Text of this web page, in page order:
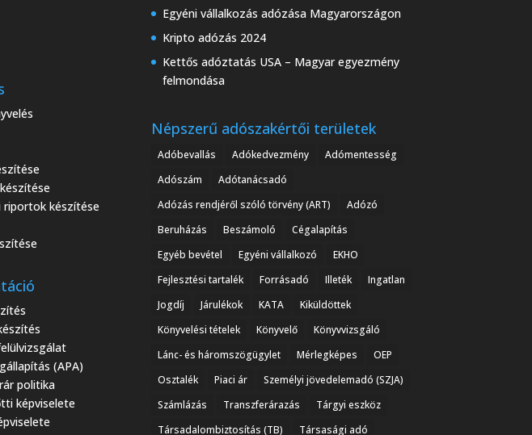
készítése
(APA)
politika
képviselete
Egyéni vállalkozás adózása Magyarországon
Kripto adózás 2024
Kettős adóztatás USA – Magyar egyezmény
felmondása
Népszerű adószakértői területek
Adóbevallás Adókedvezmény
Adómentesség
Adószám
Adótanácsadó
Adózás rendjéről szóló törvény (ART)
Adózó
Beruházás
Beszámoló
Cégalapítás
Egyéb bevétel
Egyéni vállalkozó
EKHO
Fejlesztési tartalék
Forrásadó Illeték
Ingatlan
Jogdíj
Járulékok KATA
Kiküldöttek
Könyvelési tételek
Könyvelő
Könyvvizsgáló
Lánc- és háromszögügylet
Mérlegképes
OEP
Osztalék
Piaci ár
Személyi jövedelemadó (SZJA)
Számlázás
Transzferárazás
Tárgyi eszköz
Társadalombiztosítás (TB)
Társasági adó